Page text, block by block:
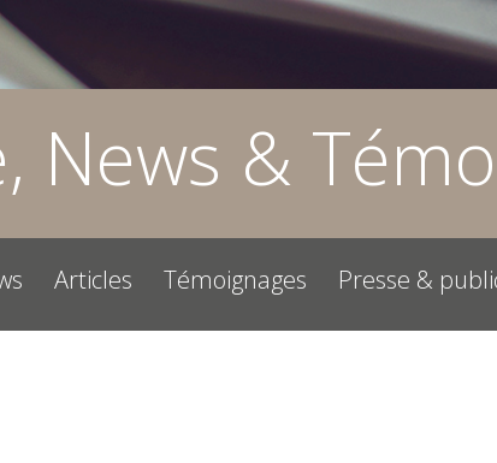
News &
Articles Témoignages Presse &